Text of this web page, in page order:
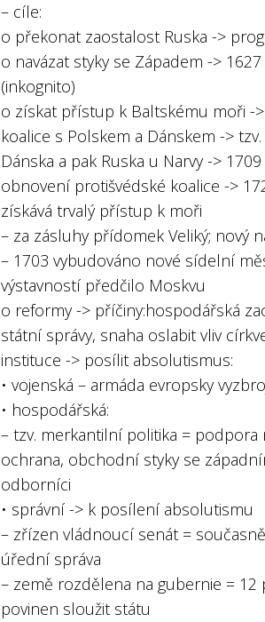
– cíle:
o překonat zaostalost Ruska ->
o navázat styky se Západem ->
(inkognito)
o získat přístup k Baltskému moři -
koalice s Polskem a Dánskem ->
Dánska a pak Ruska u Narvy ->
obnovení protišvédské koalice ->
získává trvalý přístup k moři
– za zásluhy přídomek Veliký; nový
– 1703 vybudováno nové sídelní
výstavností předčilo Moskvu
o reformy -> příčiny:hospodářská
státní správy, snaha oslabit vliv
instituce -> posílit absolutismus:
• vojenská – armáda evropsky
• hospodářská:
– tzv. merkantilní politika =
ochrana, obchodní styky se
odborníci
• správní -> k posílení absolutismu
– zřízen vládnoucí senát =
úřední správa
– země rozdělena na gubernie = 12
povinen sloužit státu